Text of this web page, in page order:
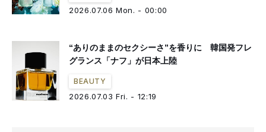
2026.07.06 Mon. - 00:00
“ありのままのセクシーさ”を香りに 韓国発フレ
グランス「ナフ」が日本上陸
BEAUTY
2026.07.03 Fri. - 12:19